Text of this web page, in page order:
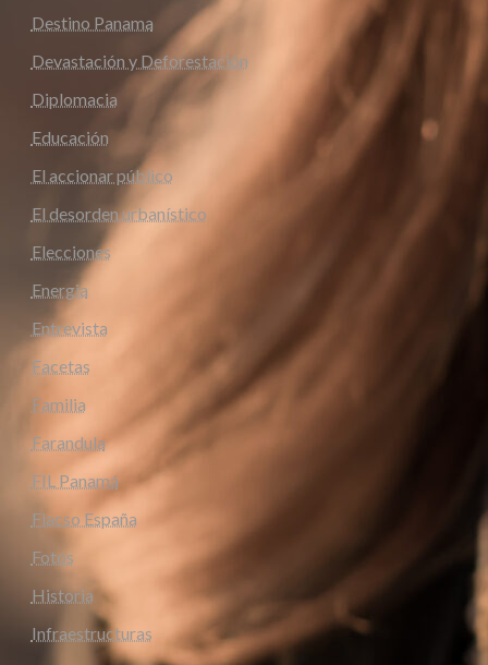
Destino Panama
Devastación y Deforestación
Diplomacia
Educación
El accionar público
El desorden urbanístico
Elecciones
Energia
Entrevista
Facetas
Familia
Farandula
FIL Panamá
Flacso España
Fotos
Historia
Infraestructuras